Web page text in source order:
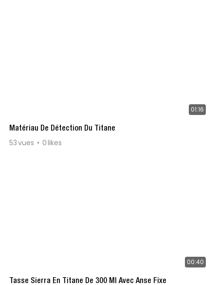
01:16
Matériau De Détection Du Titane
53vues 0likes
00:40
Tasse Sierra En Titane De 300 Ml Avec Anse Fixe